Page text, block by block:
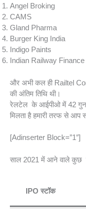
Angel Broking
CAMS
Gland Pharma
Burger King India
Indigo Paints
Indian Railway
और अभी कल ही Railtel
की अंतिम तिथि थी।
रेलटेल के आईपीओ में 42
मिलता है हमारी तरफ से
[adinserter Block=”1″]
साल 2021 में आने वाले कुछ
IPO स्टॉक